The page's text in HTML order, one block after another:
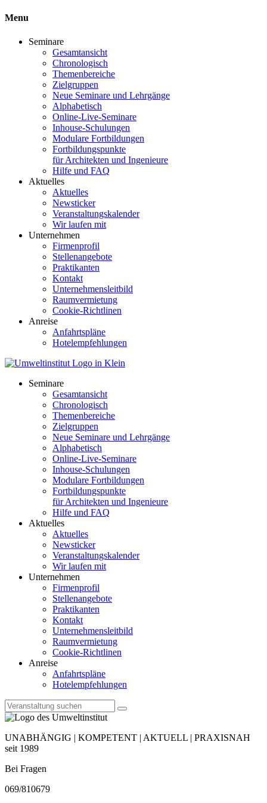
Menu
Seminare
Gesamtansicht
Chronologisch
Themenbereiche
Zielgruppen
Neue Seminare und Lehrgänge
Alphabetisch
Online-Live-Seminare
Inhouse-Schulungen
Modulare Fortbildungen
Fortbildungspunkte
für Architekten und Ingenieure
Hilfe und FAQ
Aktuelles
Aktuelles
Newsticker
Veranstaltungskalender
Wir laufen mit
Unternehmen
Firmenprofil
Stellenangebote
Praktikanten
Kontakt
Unternehmensleitbild
Raumvermietung
Cookie-Richtlinen
Anreise
Anfahrtspläne
Hotelempfehlungen
Seminare
Gesamtansicht
Chronologisch
Themenbereiche
Zielgruppen
Neue Seminare und Lehrgänge
Alphabetisch
Online-Live-Seminare
Inhouse-Schulungen
Modulare Fortbildungen
Fortbildungspunkte
für Architekten und Ingenieure
Hilfe und FAQ
Aktuelles
Aktuelles
Newsticker
Veranstaltungskalender
Wir laufen mit
Unternehmen
Firmenprofil
Stellenangebote
Praktikanten
Kontakt
Unternehmensleitbild
Raumvermietung
Cookie-Richtlinen
Anreise
Anfahrtspläne
Hotelempfehlungen
UNABHÄNGIG | KOMPETENT | AKTUELL | PRAXISNAH
seit 1989
Bei Fragen
069/810679